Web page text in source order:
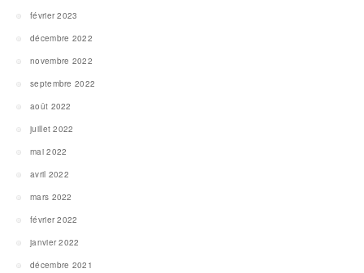
février 2023
décembre 2022
novembre 2022
septembre 2022
août 2022
juillet 2022
mai 2022
avril 2022
mars 2022
février 2022
janvier 2022
décembre 2021